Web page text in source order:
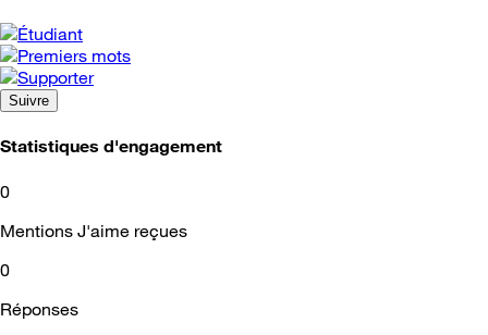
Suivre
Statistiques d'engagement
0
Mentions J'aime reçues
0
Réponses